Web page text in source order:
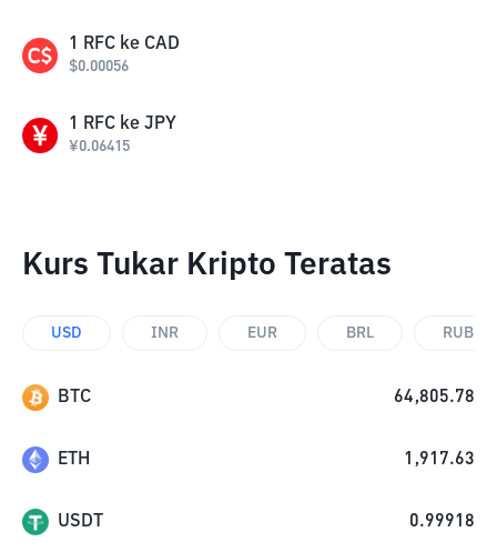
1 RFC ke CAD
$0.00056
1 RFC ke JPY
¥0.06415
Kurs Tukar Kripto Teratas
USD INR EUR BRL RUB
BTC 64,805.78
ETH 1,917.63
USDT 0.99918